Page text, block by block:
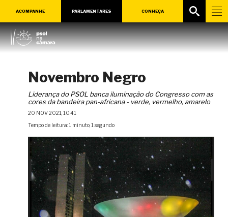
ACOMPANHE PARLAMENTARES CONHEÇA
Novembro Negro
Liderança do PSOL banca iluminação do Congresso com as
cores da bandeira pan-africana - verde, vermelho, amarelo
20 NOV 2021, 10:41
Tempo de leitura: 1 minuto, 1 segundo